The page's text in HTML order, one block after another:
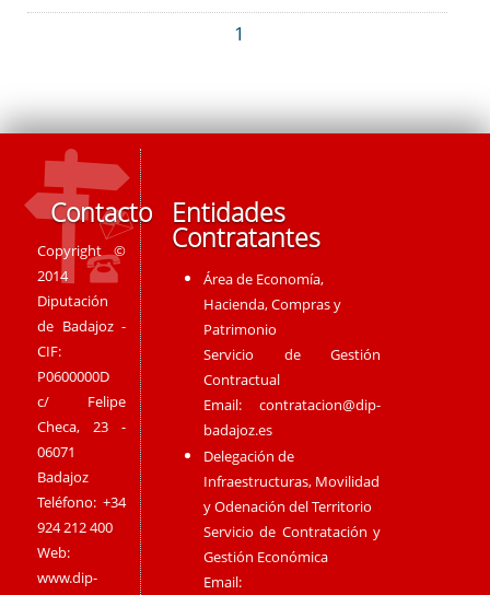
1
Contacto
Copyright ©
2014
Diputación
de Badajoz -
CIF:
P0600000D
c/ Felipe
Checa, 23 -
06071
Badajoz
Teléfono: +34
924 212 400
Web:
www.dip-
Entidades
Contratantes
Área de Economía,
Hacienda, Compras y
Patrimonio
Servicio de Gestión
Contractual
Email:contratacion@dip-
badajoz.es
Delegación de
Infraestructuras, Movilidad
y Odenación del Territorio
Servicio de Contratación y
Gestión Económica
Email: